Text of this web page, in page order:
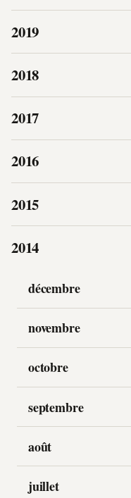
2019
2018
2017
2016
2015
2014
décembre
novembre
octobre
septembre
août
juillet